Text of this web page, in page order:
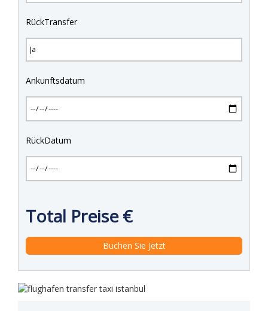
RückTransfer
Ankunftsdatum
RückDatum
Total Preise€